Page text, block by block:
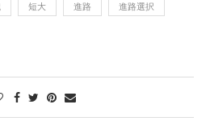
短大 進路 進路選択